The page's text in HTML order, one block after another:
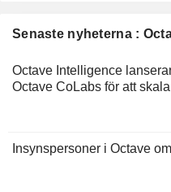
Senaste nyheterna :
Octave Intelligence
Octave CoLabs för att
Insynspersoner i Octave